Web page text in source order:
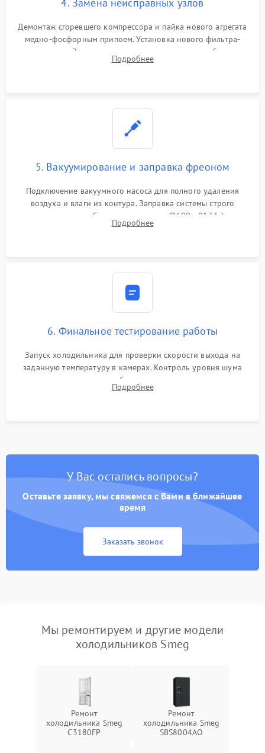
Демонтаж сгоревшего компрессора и пайка нового агрегата
медно-фосфорным припоем. Установка нового фильтра-
осушителя. Замена изношенных вентиляторов обдува,
сломанных заслонок или поврежденных дверных петель.
Подробнее
5. Вакуумирование и заправка фреоном
Подключение вакуумного насоса для полного удаления
воздуха и влаги из контура. Заправка системы строго
дозированным объемом хладагента (R600a, R134a) по
электронным весам. Контроль рабочего давления в системе.
Подробнее
6. Финальное тестирование работы
Запуск холодильника для проверки скорости выхода на
заданную температуру в камерах. Контроль уровня шума
компрессора, отсутствия обмерзания стенок и корректного
срабатывания системы автоматической оттайки.
Подробнее
У Вас остались вопросы?
Оставьте заявку, мы свяжемся с Вами в ближайшее
время
Заказать звонок
Мы ремонтируем и другие модели
холодильников Smeg
Ремонт
холодильника Smeg
C3180FP
Ремонт
холодильника Smeg
SBS8004AO